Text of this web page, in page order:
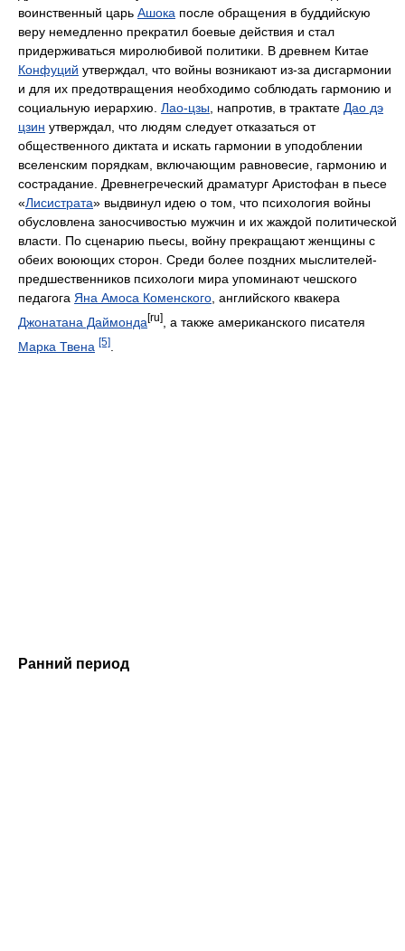
воинственный царь Ашока после обращения в буддийскую
веру немедленно прекратил боевые действия и стал
придерживаться миролюбивой политики. В древнем Китае
Конфуций утверждал, что войны возникают из-за дисгармонии
и для их предотвращения необходимо соблюдать гармонию и
социальную иерархию. Лао-цзы , напротив, в трактате Дао дэ
цзин утверждал, что людям следует отказаться от
общественного диктата и искать гармонии в уподоблении
вселенским порядкам, включающим равновесие, гармонию и
сострадание. Древнегреческий драматург Аристофан в пьесе
«Лисистрата» выдвинул идею о том, что психология войны
обусловлена заносчивостью мужчин и их жаждой политической
власти. По сценарию пьесы, войну прекращают женщины с
обеих воюющих сторон. Среди более поздних мыслителей-
предшественников психологи мира упоминают чешского
педагога Яна Амоса Коменского , английского квакера
Джонатана Даймонда[ru]
, а также американского писателя
Марка Твена [5]
Ранний период